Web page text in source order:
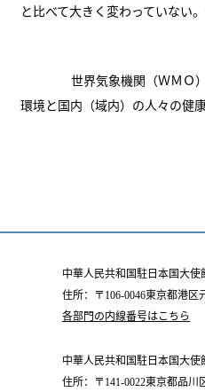
と比べて大きく変わっていない
世界気象機関（ＷＭＯ
環境と国内（域内）の人々の健
中華人民共和国駐日本国大使
住所：〒106-0046東京都港区
各部門の内線番号はこちら
中華人民共和国駐日本国大使
住所：〒141-0022東京都品川